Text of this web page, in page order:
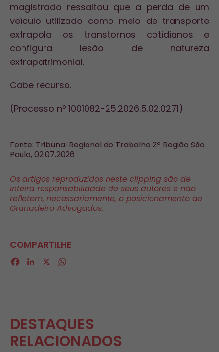
magistrado ressaltou que a perda de um
veículo utilizado como meio de transporte
extrapola os transtornos cotidianos e
configura lesão de natureza
extrapatrimonial.
Cabe recurso.
(Processo nº 1001082-25.2026.5.02.0271)
Fonte: Tribunal Regional do Trabalho 2ª Região São
Paulo, 02.07.2026
Os artigos reproduzidos neste clipping são de
inteira responsabilidade de seus autores e não
refletem, necessariamente, o posicionamento de
Granadeiro Advogados.
COMPARTILHE
Facebook
LinkedIn
DESTAQUES
RELACIONADOS